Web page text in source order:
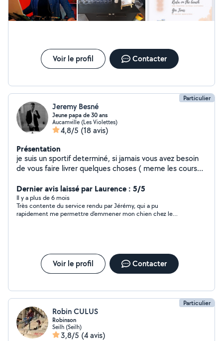
Voir le profil Contacter
Particulier
Jeremy Besné
Jeune papa de 30 ans
Aucamville (Les Violettes)
4,8/5 (18 avis)
Présentation
je suis un sportif determiné, si jamais vous avez besoin
de vous faire livrer quelques choses ( meme les courses
disponible.
Dernier avis laissé par Laurence : 5/5
Il y a plus de 6 mois
Très contente du service rendu par Jérémy, qui a pu
rapidement me permettre d'emmener mon chien chez le
Voir le profil Contacter
Particulier
Robin CULUS
Robinson
Seilh (Seilh)
3,8/5 (4 avis)